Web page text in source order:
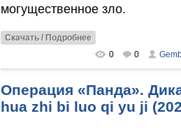
могущественное зло.
Скачать / Подробнее
0
0
Операция «Панда».
hua zhi bi luo qi yu ji